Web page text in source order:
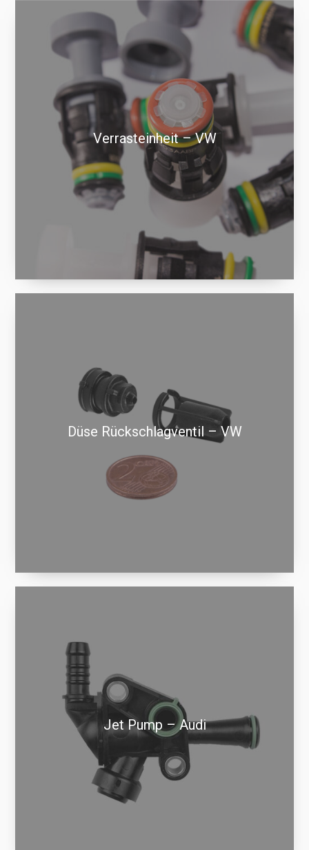
Verrasteinheit – VW
Düse Rückschlagventil – VW
Jet Pump – Audi